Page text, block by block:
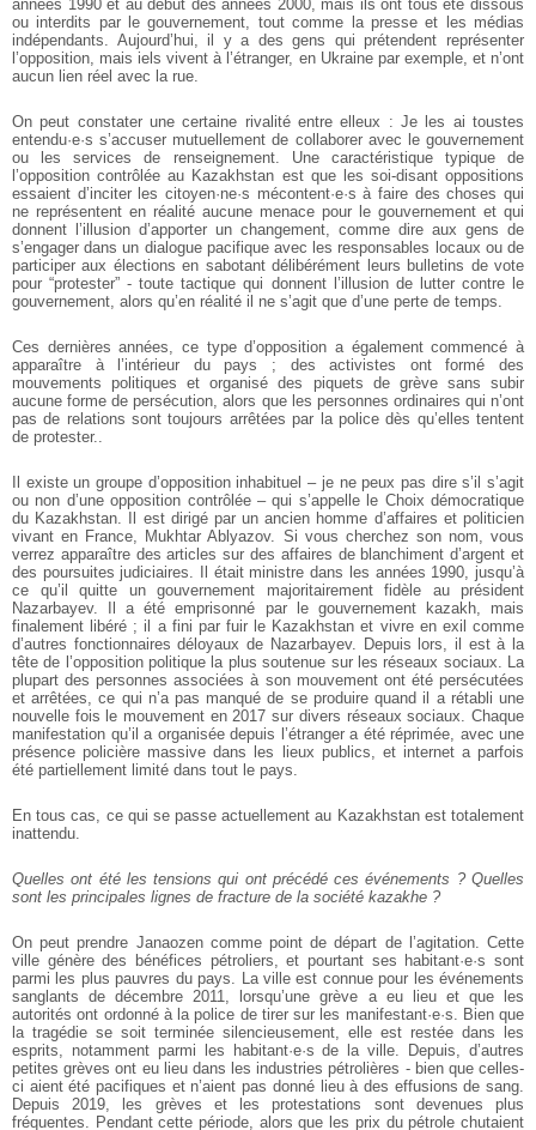
années 1990 et au début des années 2000, mais ils ont tous été dissous
ou interdits par le gouvernement, tout comme la presse et les médias
indépendants. Aujourd’hui, il y a des gens qui prétendent représenter
l’opposition, mais iels vivent à l’étranger, en Ukraine par exemple, et n’ont
aucun lien réel avec la rue.
On peut constater une certaine rivalité entre elleux : Je les ai toustes
entendu·e·s s’accuser mutuellement de collaborer avec le gouvernement
ou les services de renseignement. Une caractéristique typique de
l’opposition contrôlée au Kazakhstan est que les soi-disant oppositions
essaient d’inciter les citoyen·ne·s mécontent·e·s à faire des choses qui
ne représentent en réalité aucune menace pour le gouvernement et qui
donnent l’illusion d’apporter un changement, comme dire aux gens de
s’engager dans un dialogue pacifique avec les responsables locaux ou de
participer aux élections en sabotant délibérément leurs bulletins de vote
pour “protester” - toute tactique qui donnent l’illusion de lutter contre le
gouvernement, alors qu’en réalité il ne s’agit que d’une perte de temps.
Ces dernières années, ce type d’opposition a également commencé à
apparaître à l’intérieur du pays ; des activistes ont formé des
mouvements politiques et organisé des piquets de grève sans subir
aucune forme de persécution, alors que les personnes ordinaires qui n’ont
pas de relations sont toujours arrêtées par la police dès qu’elles tentent
de protester..
Il existe un groupe d’opposition inhabituel – je ne peux pas dire s’il s’agit
ou non d’une opposition contrôlée – qui s’appelle le Choix démocratique
du Kazakhstan. Il est dirigé par un ancien homme d’affaires et politicien
vivant en France, Mukhtar Ablyazov. Si vous cherchez son nom, vous
verrez apparaître des articles sur des affaires de blanchiment d’argent et
des poursuites judiciaires. Il était ministre dans les années 1990, jusqu’à
ce qu’il quitte un gouvernement majoritairement fidèle au président
Nazarbayev. Il a été emprisonné par le gouvernement kazakh, mais
finalement libéré ; il a fini par fuir le Kazakhstan et vivre en exil comme
d’autres fonctionnaires déloyaux de Nazarbayev. Depuis lors, il est à la
tête de l’opposition politique la plus soutenue sur les réseaux sociaux. La
plupart des personnes associées à son mouvement ont été persécutées
et arrêtées, ce qui n’a pas manqué de se produire quand il a rétabli une
nouvelle fois le mouvement en 2017 sur divers réseaux sociaux. Chaque
manifestation qu’il a organisée depuis l’étranger a été réprimée, avec une
présence policière massive dans les lieux publics, et internet a parfois
été partiellement limité dans tout le pays.
En tous cas, ce qui se passe actuellement au Kazakhstan est totalement
inattendu.
Quelles ont été les tensions qui ont précédé ces événements ? Quelles
sont les principales lignes de fracture de la société kazakhe ?
On peut prendre Janaozen comme point de départ de l’agitation. Cette
ville génère des bénéfices pétroliers, et pourtant ses habitant·e·s sont
parmi les plus pauvres du pays. La ville est connue pour les événements
sanglants de décembre 2011, lorsqu’une grève a eu lieu et que les
autorités ont ordonné à la police de tirer sur les manifestant·e·s. Bien que
la tragédie se soit terminée silencieusement, elle est restée dans les
esprits, notamment parmi les habitant·e·s de la ville. Depuis, d’autres
petites grèves ont eu lieu dans les industries pétrolières - bien que celles-
ci aient été pacifiques et n’aient pas donné lieu à des effusions de sang.
Depuis 2019, les grèves et les protestations sont devenues plus
fréquentes. Pendant cette période, alors que les prix du pétrole chutaient